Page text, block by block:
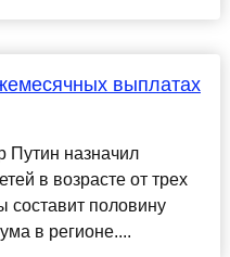
выплатах
Путин назначил
в возрасте от трех
составит половину
в регионе....